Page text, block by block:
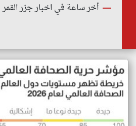
أخر ساعة في اخبار جزر القمر